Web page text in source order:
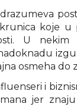
koje
U nekim
osmeha do
i
jer